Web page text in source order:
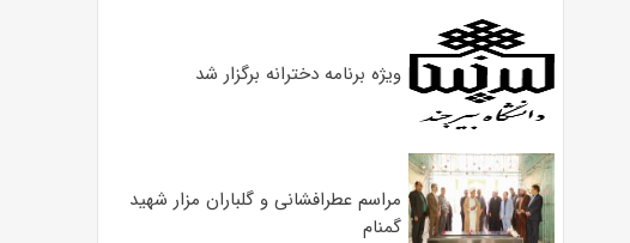
ویژه برنامه دخترانه برگزار شد
مراسم عطرافشانی و گلباران مزار شهید
گمنام